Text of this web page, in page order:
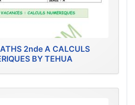
2nde A CALCULS
BY TEHUA